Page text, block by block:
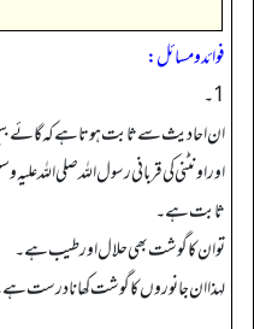
فوائد ومسائل:
1۔
ان احادیث سے ثابت ہوتا ہے کہ
اور اونٹنی کی قربانی رسول اللہ صلی اللہ
ثابت ہے۔
تو ان کا گوشت بھی حلال اور طیب ہے۔
لہذا ان جانوروں کا گوشت کھانا درست